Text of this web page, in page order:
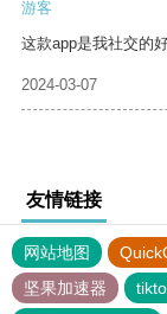
游客
这款app是我社交的
2024-03-07
友情链接
网站地图
坚果加速器